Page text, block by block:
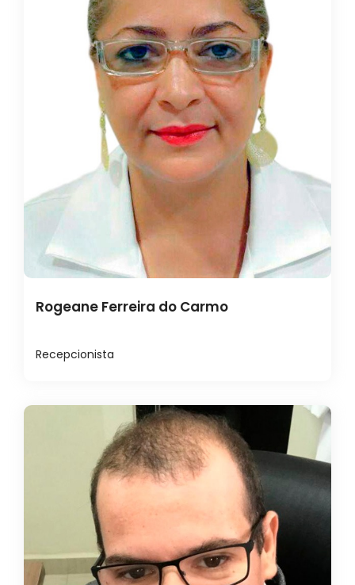
Rogeane Ferreira do Carmo
Recepcionista